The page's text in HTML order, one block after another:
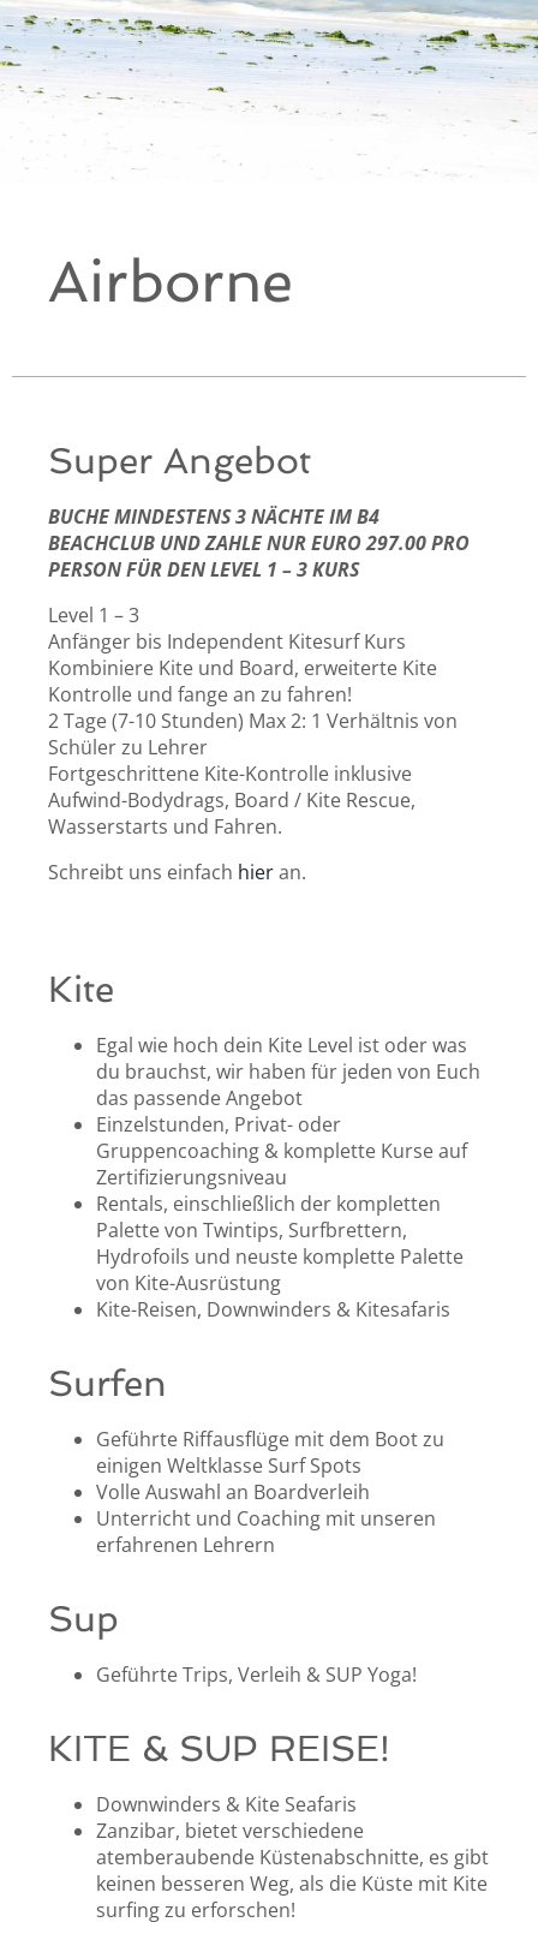
Airborne
Super Angebot
BUCHE MINDESTENS 3 NÄCHTE IM B4
BEACHCLUB UND ZAHLE NUR EURO 297.00 PRO
PERSON FÜR DEN LEVEL 1 – 3 KURS
Level 1 – 3
Anfänger bis Independent Kitesurf Kurs
Kombiniere Kite und Board, erweiterte Kite
Kontrolle und fange an zu fahren!
2 Tage (7-10 Stunden) Max 2: 1 Verhältnis von
Schüler zu Lehrer
Fortgeschrittene Kite-Kontrolle inklusive
Aufwind-Bodydrags, Board / Kite Rescue,
Wasserstarts und Fahren.
Schreibt uns einfach hieran.
Kite
Egal wie hoch dein Kite Level ist oder was
du brauchst, wir haben für jeden von Euch
das passende Angebot
Einzelstunden, Privat- oder
Gruppencoaching & komplette Kurse auf
Zertifizierungsniveau
Rentals, einschließlich der kompletten
Palette von Twintips, Surfbrettern,
Hydrofoils und neuste komplette Palette
von Kite-Ausrüstung
Kite-Reisen, Downwinders & Kitesafaris
Surfen
Geführte Riffausflüge mit dem Boot zu
einigen Weltklasse Surf Spots
Volle Auswahl an Boardverleih
Unterricht und Coaching mit unseren
erfahrenen Lehrern
Sup
Geführte Trips, Verleih & SUP Yoga!
KITE & SUP REISE!
Downwinders & Kite Seafaris
Zanzibar, bietet verschiedene
atemberaubende Küstenabschnitte, es gibt
keinen besseren Weg, als die Küste mit Kite
surfing zu erforschen!